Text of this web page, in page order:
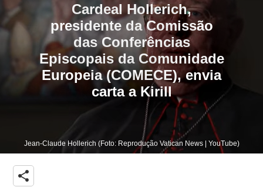
Cardeal Hollerich,
presidente da Comissão
das Conferências
Episcopais da Comunidade
Europeia (COMECE), envia
carta a Kirill
Jean-Claude Hollerich (Foto: Reprodução Vatican News | YouTube)
share